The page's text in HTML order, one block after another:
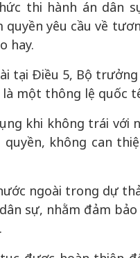
thi hành án dân
yêu cầu về
hay.
tại Điều 5, Bộ
một thông lệ quốc
khi không trái với
không can
ngoài trong dự
sự, nhằm đảm